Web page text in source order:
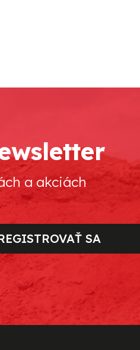
a akciách
SA